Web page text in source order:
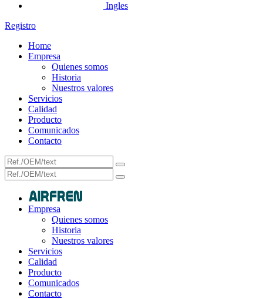
Ingles
Registro
Home
Empresa
Quienes somos
Historia
Nuestros valores
Servicios
Calidad
Producto
Comunicados
Contacto
Empresa
Quienes somos
Historia
Nuestros valores
Servicios
Calidad
Producto
Comunicados
Contacto